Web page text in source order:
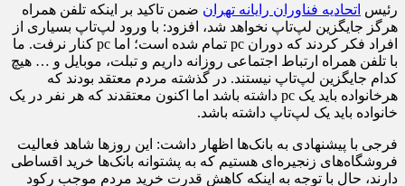
رئیس اتحادیه فناوران رایانه تهران ضمن تاکید بر اینکه تلفن همراه
هرگز جایگزین لپ‌تاپ نخواهد شد، افزود: با ورود لپ‌تاپ بسیاری از
افراد فکر کردند که دوران pc تمام شده است؛ اما pc کنار نرفت. ما
با تلفن همراه ارتباط اجتماعی روزانه داریم و تبلت، موبایل و … هیچ
کدام جایگزین لپ‌تاپ نیستند. در گذشته مردم معتقد بودند که
هرخانواده باید یک pc داشته باشد اما اکنون معتقدند که هر نفر در یک
خانواده باید یک لپ‌تاپ داشته باشد.
فرجی با پیشنهادی به بانک‌ها اظهار داشت: این روزها شاهد فعالیت
فروشگاه‌های زنجیره‌ای هستیم که به پشتوانه‌ بانک‌ها خرید اقساطی
دارند، حال با توجه به اینکه کاهش قدرت خرید مردم موجب رکود